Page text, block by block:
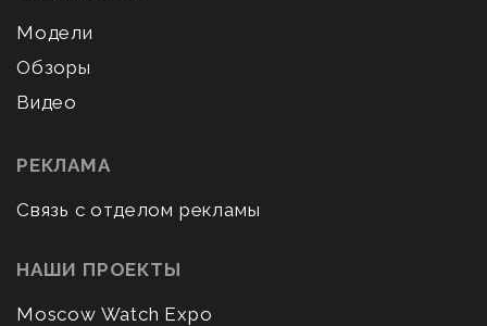
Модели
Обзоры
Видео
РЕКЛАМА
Связь с отделом рекламы
НАШИ ПРОЕКТЫ
Moscow Watch Expo